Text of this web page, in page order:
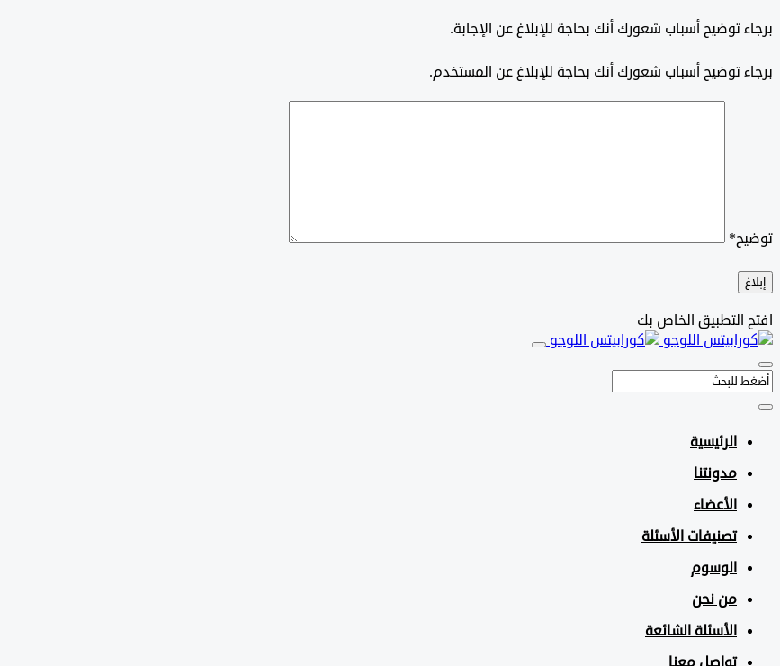
برجاء توضيح أسباب شعورك أنك بحاجة للإبلاغ عن الإجابة.
برجاء توضيح أسباب شعورك أنك بحاجة للإبلاغ عن المستخدم.
توضيح*
إبلاغ
افتح التطبيق الخاص بك
الرئيسية
مدونتنا
الأعضاء
تصنيفات الأسئلة
الوسوم
من نحن
الأسئلة الشائعة